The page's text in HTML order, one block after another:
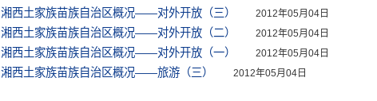
湘西土家族苗族自治区概况——对外开放（三） 2012年05月04日
湘西土家族苗族自治区概况——对外开放（二） 2012年05月04日
湘西土家族苗族自治区概况——对外开放（一） 2012年05月04日
湘西土家族苗族自治区概况——旅游（三） 2012年05月04日